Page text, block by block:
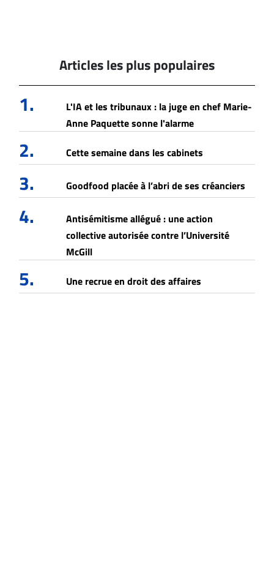
Articles les plus populaires
1.
L'IA et les tribunaux : la juge en chef Marie-
Anne Paquette sonne l'alarme
2. Cette semaine dans les cabinets
3. Goodfood placée à l’abri de ses créanciers
4.
Antisémitisme allégué : une action
collective autorisée contre l’Université
McGill
5. Une recrue en droit des affaires